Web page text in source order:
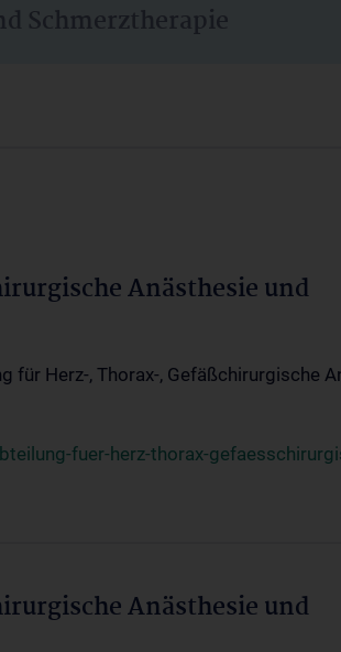
Schmerztherapie
Anästhesie und
Herz-, Thorax-, Gefäßchirurgische
fuer-herz-thorax-
Anästhesie und